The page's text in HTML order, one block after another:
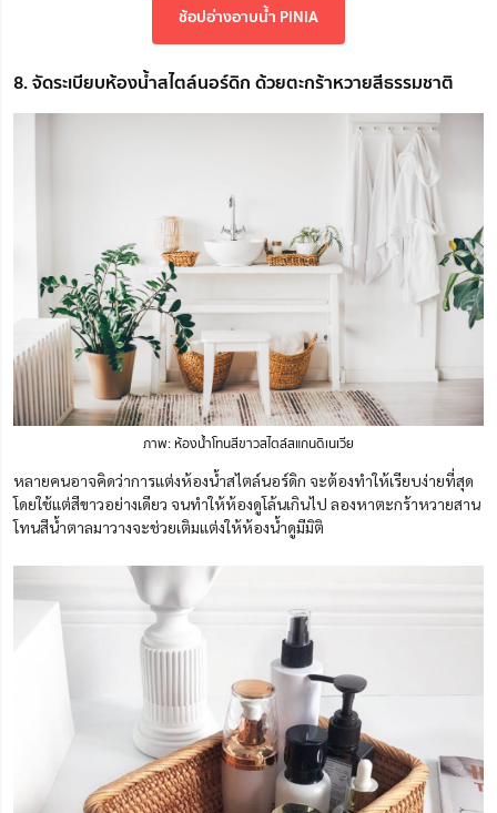
ช้อปอ่างอาบน้ำ PINIA
8. จัดระเบียบห้องน้ำสไตล์นอร์ดิก ด้วยตะกร้าหวายสีธรรมชาติ
ภาพ: ห้องน้ำโทนสีขาวสไตล์สแกนดิเนเวีย
หลายคนอาจคิดว่าการแต่งห้องน้ำสไตล์นอร์ดิก จะต้องทำให้เรียบง่ายที่สุด
โดยใช้แต่สีขาวอย่างเดียว จนทำให้ห้องดูโล้นเกินไป ลองหาตะกร้าหวายสาน
โทนสีน้ำตาลมาวางจะช่วยเติมแต่งให้ห้องน้ำดูมีมิติ